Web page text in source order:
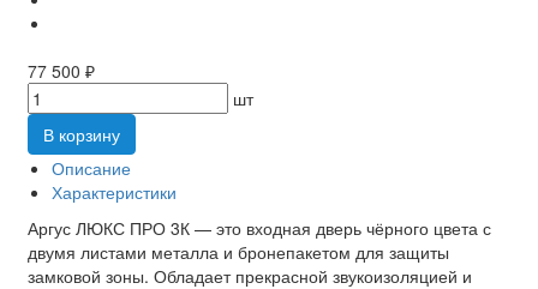
77 500 ₽
шт
В корзину
Описание
Характеристики
Аргус ЛЮКС ПРО 3К — это входная дверь чёрного цвета с
двумя листами металла и бронепакетом для защиты
замковой зоны. Обладает прекрасной звукоизоляцией и